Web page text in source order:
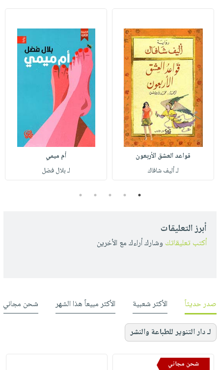
قواعد العشق الأربعون
لـ أليف شافاك
أم ميمي
لـ بلال فضل
1
2
3
4
5
أبرز التعليقات
أكتب تعليقاتك وشارك أراءك مع الأخرين
صدر حديثاً الأكثر شعبية الأكثر مبيعاً هذا الشهر شحن مجاني
لـ دار التنوير للطباعة والنشر
شحن مجاني